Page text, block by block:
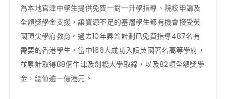
為本地官津中學生提供免費一對一升學指導、院校申請及
全額獎學金支援，讓資源不足的基層學生都有機會接受英
國頂尖學府教育。過去10年昇普計劃已免費指導487名有
需要的香港學生，當中166人成功入讀英國著名高等學府，
並累計取得88個牛津及劍橋大學取錄，以及82項全額獎學
金，總值逾一億港元。